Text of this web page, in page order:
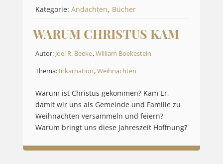
Kategorie:Andachten, Bücher
WARUM CHRISTUS KAM
Autor: Joel R. Beeke,William Boekestein
Thema: Inkarnation,Weihnachten
Warum ist Christus gekommen? Kam Er,
damit wir uns als Gemeinde und Familie zu
Weihnachten versammeln und feiern?
Warum bringt uns diese Jahreszeit Hoffnung?